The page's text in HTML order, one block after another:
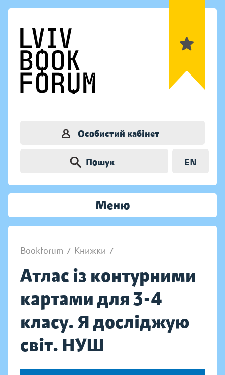
Особистий кабінет
Пошук EN
Меню
Bookforum / Книжки /
Атлас із контурними
картами для 3-4
класу. Я досліджую
світ. НУШ